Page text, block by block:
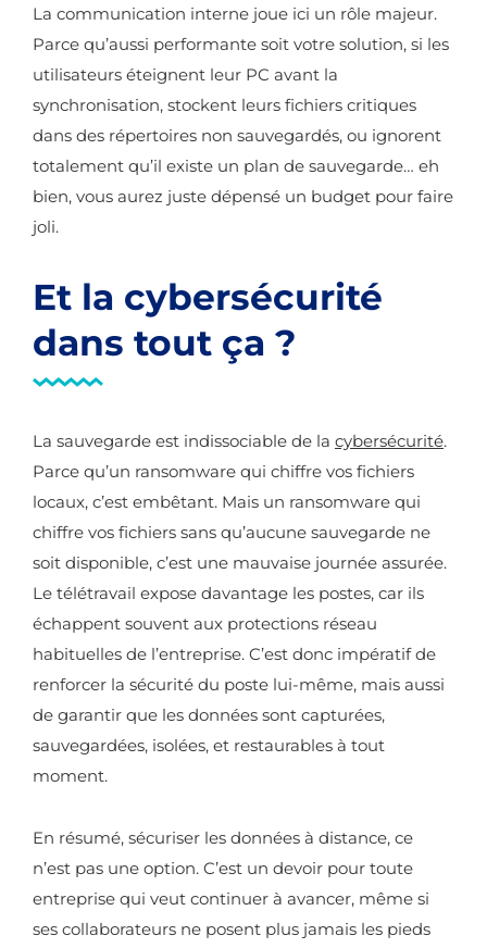
La communication interne joue ici un rôle majeur.
Parce qu’aussi performante soit votre solution, si les
utilisateurs éteignent leur PC avant la
synchronisation, stockent leurs fichiers critiques
dans des répertoires non sauvegardés, ou ignorent
totalement qu’il existe un plan de sauvegarde… eh
bien, vous aurez juste dépensé un budget pour faire
joli.
Et la cybersécurité
dans tout ça ?
La sauvegarde est indissociable de la cybersécurité.
Parce qu’un ransomware qui chiffre vos fichiers
locaux, c’est embêtant. Mais un ransomware qui
chiffre vos fichiers sans qu’aucune sauvegarde ne
soit disponible, c’est une mauvaise journée assurée.
Le télétravail expose davantage les postes, car ils
échappent souvent aux protections réseau
habituelles de l’entreprise. C’est donc impératif de
renforcer la sécurité du poste lui-même, mais aussi
de garantir que les données sont capturées,
sauvegardées, isolées, et restaurables à tout
moment.
En résumé, sécuriser les données à distance, ce
n’est pas une option. C’est un devoir pour toute
entreprise qui veut continuer à avancer, même si
ses collaborateurs ne posent plus jamais les pieds